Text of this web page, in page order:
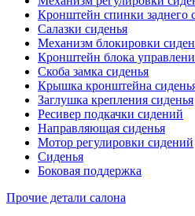
Кронштейн спинки заднего
Салазки сиденья
Механизм блокировки
Кронштейн блока
Скоба замка сиденья
Крышка кронштейна
Заглушка крепления сиденья
Ресивер подкачки сидений
Направляющая сиденья
Мотор регулировки сидений
Сиденья
Боковая поддержка
Прочие детали салона